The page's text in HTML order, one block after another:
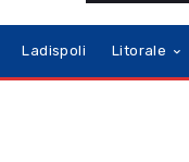
Ladispoli Litorale